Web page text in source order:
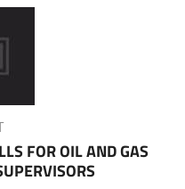
FOR OIL AND GAS